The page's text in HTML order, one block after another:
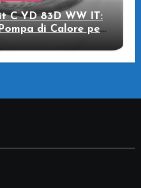
C YD 83D WW IT:
di Calore per